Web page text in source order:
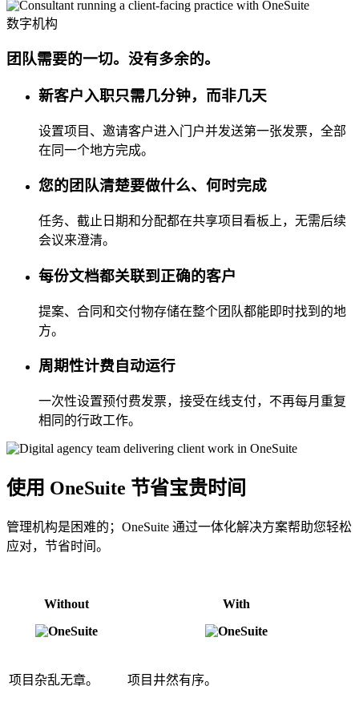
数字机构
团队需要的一切。没有多余的。
新客户入职只需几分钟，而非几天
设置项目、邀请客户进入门户并发送第一张发票，全部
在同一个地方完成。
您的团队清楚要做什么、何时完成
任务、截止日期和分配都在共享项目看板上，无需后续
会议来澄清。
每份文档都关联到正确的客户
提案、合同和交付物存储在整个团队都能即时找到的地
方。
周期性计费自动运行
一次性设置预付费发票，接受在线支付，不再每月重复
相同的行政工作。
使用 OneSuite 节省宝贵时间
管理机构是困难的；OneSuite 通过一体化解决方案帮助您轻松
应对，节省时间。
Without With
项目杂乱无章。 项目井然有序。